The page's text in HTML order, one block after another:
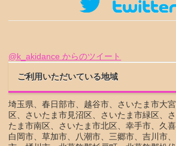
@k_akidance からのツイート
ご利用いただいている地域
埼玉県、春日部市、越谷市、さいたま市大
区、さいたま市見沼区、さいたま市緑区、
たま市南区、さいたま市北区、幸手市、久
白岡市、草加市、八潮市、三郷市、吉川市